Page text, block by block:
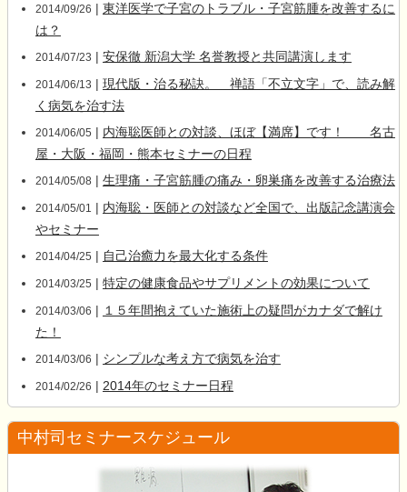
2014/09/26 | 東洋医学で子宮のトラブル・子宮筋腫を改善するに
は？
2014/07/23 | 安保徹 新潟大学 名誉教授と共同講演します
2014/06/13 | 現代版・治る秘訣。 禅語「不立文字」で、読み解
く病気を治す法
2014/06/05 | 内海聡医師との対談、ほぼ【満席】です！ 名古
屋・大阪・福岡・熊本セミナーの日程
2014/05/08 | 生理痛・子宮筋腫の痛み・卵巣痛を改善する治療法
2014/05/01 | 内海聡・医師との対談など全国で、出版記念講演会
やセミナー
2014/04/25 | 自己治癒力を最大化する条件
2014/03/25 | 特定の健康食品やサプリメントの効果について
2014/03/06 | １５年間抱えていた施術上の疑問がカナダで解け
た！
2014/03/06 | シンプルな考え方で病気を治す
2014/02/26 | 2014年のセミナー日程
中村司セミナースケジュール